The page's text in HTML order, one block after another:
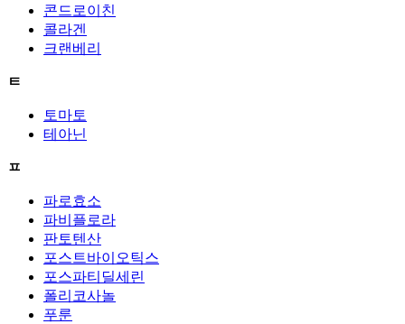
콘드로이친
콜라겐
크랜베리
ㅌ
토마토
테아닌
ㅍ
파로효소
파비플로라
판토텐산
포스트바이오틱스
포스파티딜세린
폴리코사놀
푸룬